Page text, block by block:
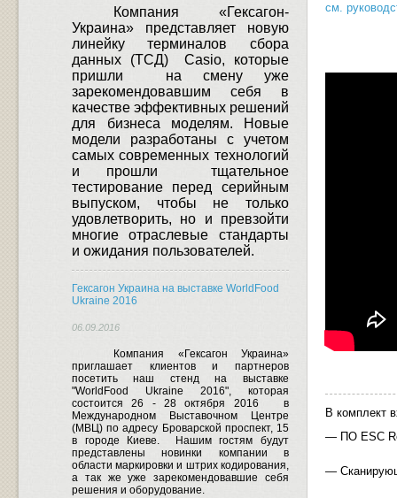
Компания «Гексагон-
Украина» представляет новую
линейку терминалов сбора
данных (ТСД)
Casio, которые
пришли
на смену уже
зарекомендовавшим себя в
качестве эффективных решений
для бизнеса моделям.
Новые
модели разработаны с учетом
самых современных технологий
и прошли
тщательное
тестирование перед серийным
выпуском, чтобы не только
удовлетворить, но и превзойти
многие отраслевые стандарты
и ожидания пользователей.
Гексагон Украина на выставке WorldFood
Ukraine 2016
06.09.2016
Компания «Гексагон Украина»
приглашает клиентов и партнеров
посетить наш стенд на выставке
"WorldFood Ukraine 2016", которая
состоится 26 - 28 октября 2016
в
Международном Выставочном Центре
(МВЦ) по адресу Броварской проспект, 15
в городе Киеве.
Нашим гостям будут
представлены новинки компании в
области маркировки и штрих кодирования,
а так же уже зарекомендовавшие себя
решения и оборудование.
см.
В комплект
— ПО ESC
—